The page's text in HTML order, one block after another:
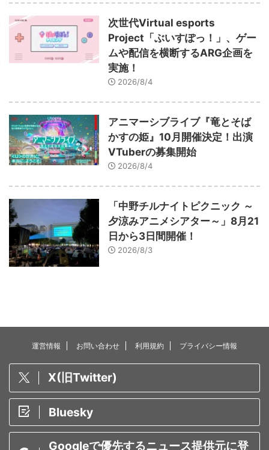
次世代Virtual esports
Project「ぶいすぽっ！」、ゲー
ムや配信を横断するARG企画を
実施！
2026/8/4
アニマーシブライブ『竜とそば
かすの姫』10月開催決定！出演
VTuberの募集開始
2026/8/4
「中野チルナイトピクニック ～
夕涼みアニメシアター～」8月21
日から3日間開催！
2026/8/3
運営情報 お問い合わせ 利用規約 プライバシー情報
X(旧Twitter)
Bluesky
Googleで優先するニュース提供元に登